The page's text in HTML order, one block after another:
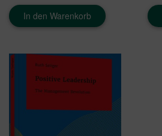
In den Warenkorb